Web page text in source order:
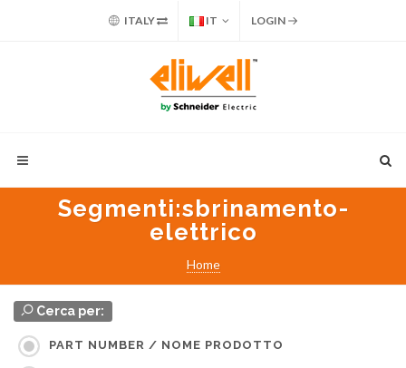
ITALY IT LOGIN
Segmenti:sbrinamento-
elettrico
Home
Cerca per:
PART NUMBER / NOME PRODOTTO